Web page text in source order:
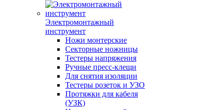
Электромонтажный
инструмент
Ножи монтерские
Секторные ножницы
Тестеры напряжения
Ручные пресс-клещи
Для снятия изоляции
Тестеры розеток и УЗО
Протяжки для кабеля
(УЗК)